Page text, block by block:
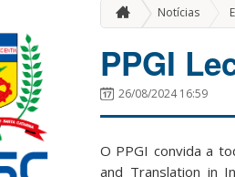
Notícias
PPGI
26/08/2024 16:59
O PPGI convida a
and Translation in